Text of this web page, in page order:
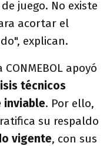
juego. No existe
acortar el
explican.
apoyó
técnicos
inviable. Por ello,
su respaldo
vigente, con sus